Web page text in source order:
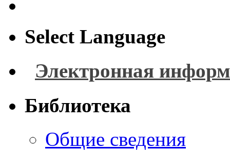
Select Language
Электронная
Библиотека
Общие сведения